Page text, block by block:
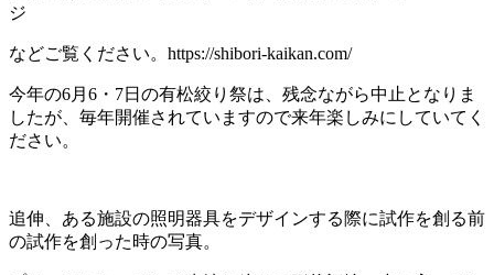
ジ
などご覧ください。https://shibori-kaikan.com/
今年の6月6・7日の有松絞り祭は、残念ながら中止となりま
したが、毎年開催されていますので来年楽しみにしていてく
ださい。
追伸、ある施設の照明器具をデザインする際に試作を創る前
の試作を創った時の写真。